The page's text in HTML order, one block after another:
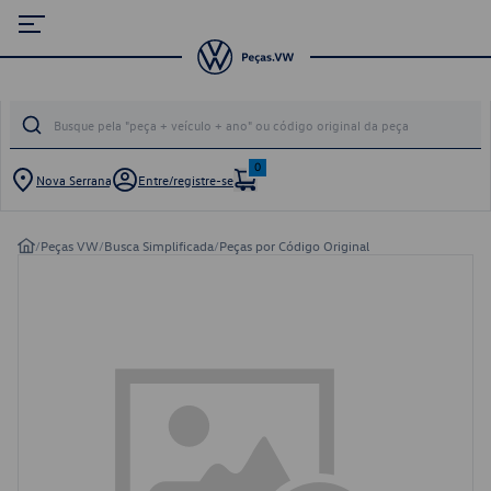
Nova Serrana Entre/registre-se
0
/Peças VW/Busca Simplificada/Peças por Código Original